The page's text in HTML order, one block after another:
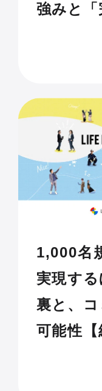
強みと「
1,000名
実現す
裏と、
可能性【
ビDX